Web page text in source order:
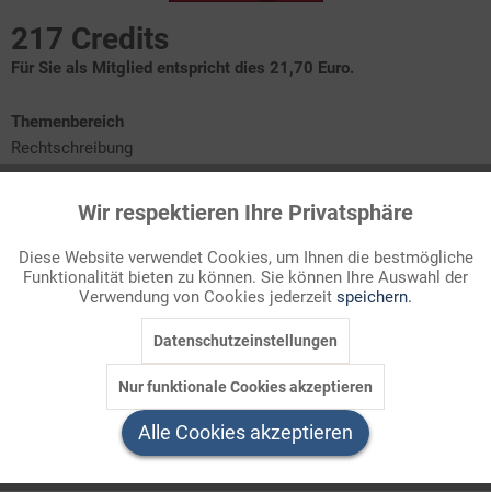
217 Credits
Für Sie als Mitglied entspricht dies 21,70 Euro.
Themenbereich
Rechtschreibung
Baustein 1: Wahrnehmung
Baustein 2: ABC mit allen Sinnen
Baustein 3: von A bis Z
Baustein 4: ABC-Zungenbrecher
Schulanfänger kommen mit unterschiedlichen Voraussetzungen
in die Schule. Einige kennen schon die Buchstaben oder können
sogar lesen und schreiben, während andere noch
Schwierigkeiten mit den ersten S ...
Funktionale Aktiv
Marketing Inaktiv
Inaktiv
Wir respektieren Ihre Privatsphäre
Diese Website verwendet Cookies, um Ihnen die bestmögliche
Funktionalität bieten zu können. Sie können Ihre Auswahl der
Verwendung von Cookies jederzeit speichern.
Datenschutzeinstellungen
Nur funktionale Cookies akzeptieren
Alle Cookies akzeptieren